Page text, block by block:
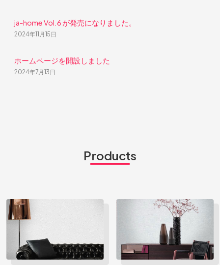
ja-home Vol.6 が発売になりました。
2024年11月15日
ホームページを開設しました
2024年7月13日
Products